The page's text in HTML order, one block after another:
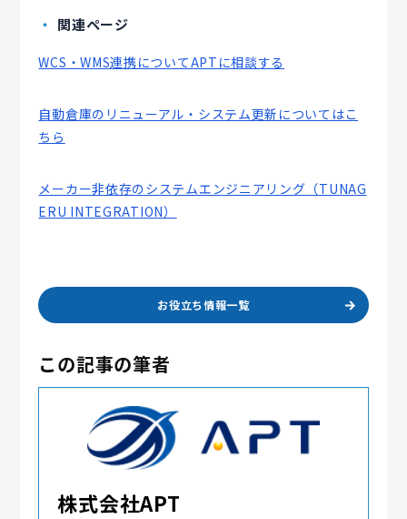
関連ページ
WCS・WMS連携についてAPTに相談する
自動倉庫のリニューアル・システム更新についてはこ
ちら
メーカー非依存のシステムエンジニアリング（TUNAG
ERU INTEGRATION）
お役立ち情報一覧
この記事の筆者
株式会社APT